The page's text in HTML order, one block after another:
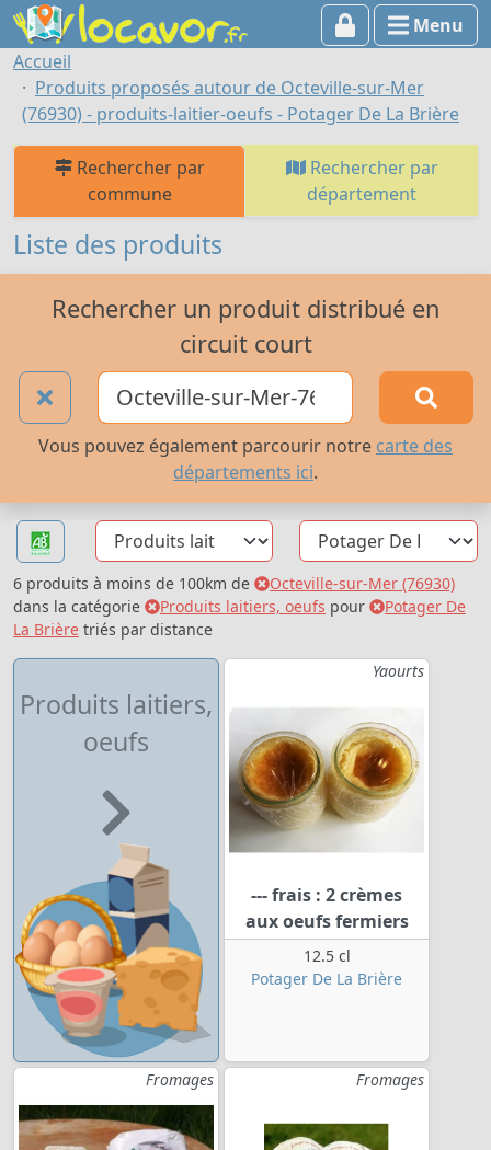
Menu
Accueil
Produits proposés autour de Octeville-sur-Mer
(76930) - produits-laitier-oeufs - Potager De La Brière
Rechercher par
commune
Rechercher par
département
Liste des produits
Rechercher un produit distribué en
circuit court
Vous pouvez également parcourir notre carte des
départements ici.
6 produits à moins de 100km de
Octeville-sur-Mer (76930)
dans la catégorie
Produits laitiers, oeufs pour
Potager De
La Brière triés par distance
Produits laitiers,
oeufs
Yaourts
--- frais : 2 crèmes
aux oeufs fermiers
12.5 cl
Potager De La Brière
Fromages Fromages